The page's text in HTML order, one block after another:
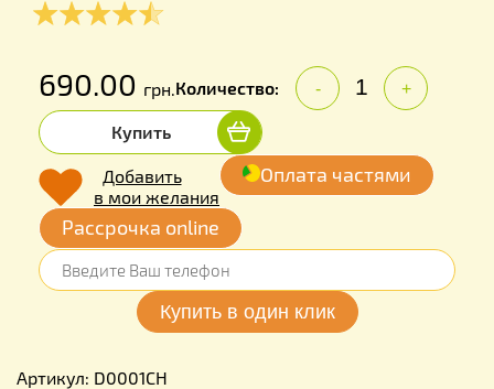
690.00 грн.Количество: - +
Купить
Добавить
в мои желания
Оплата частями
Рассрочка online
Артикул: D0001CH